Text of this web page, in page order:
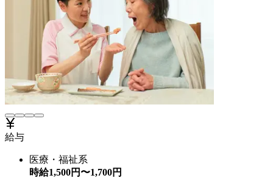
給与
医療・福祉系
時給1,500円〜1,700円